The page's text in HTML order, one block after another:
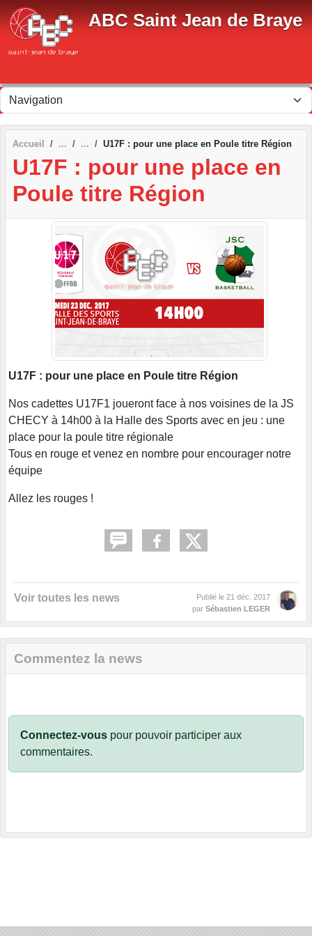
ABC Saint Jean de Braye
Accueil U17F : pour une place en Poule titre Région
U17F : pour une place en
Poule titre Région
U17F : pour une place en Poule titre Région
Nos cadettes U17F1 joueront face à nos voisines de la JS
CHECY à 14h00 à la Halle des Sports avec en jeu : une
place pour la poule titre régionale
Tous en rouge et venez en nombre pour encourager notre
équipe
Allez les rouges !
Voir toutes les news Publié le 21 déc. 2017
par Sébastien LEGER
Commentez la news
Connectez-vous pour pouvoir participer aux
commentaires.
Panneau de gestion des cookies